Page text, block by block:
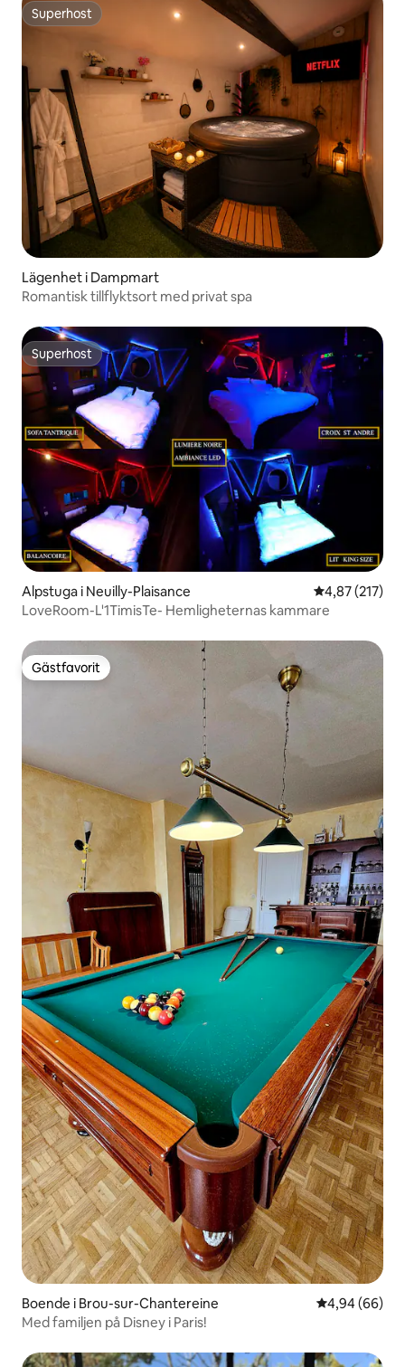
Superhost
Superhost
Lägenhet i Dampmart
Romantisk tillflyktsort med privat spa
Superhost
Superhost
Alpstuga i Neuilly-Plaisance 4,87 av 5 i
4,87 (217)
LoveRoom-L'1TimisTe- Hemligheternas kammare
Gästfavorit
Gästfavorit
Boende i Brou-sur-Chantereine 4,94 av 5 i
4,94 (66)
Med familjen på Disney i Paris!